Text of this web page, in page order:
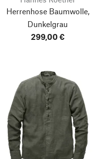
Herrenhose Baumwolle,
Dunkelgrau
299,00 €